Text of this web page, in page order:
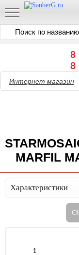
8
8
Интернет магазин
MARFIL
Характеристики